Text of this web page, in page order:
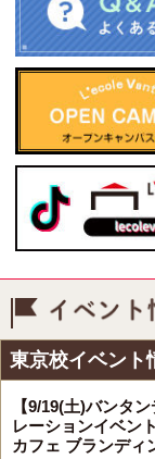
東京校イベント
【9/19(土)バンタ
レーションイベント
カフェ ブランディ